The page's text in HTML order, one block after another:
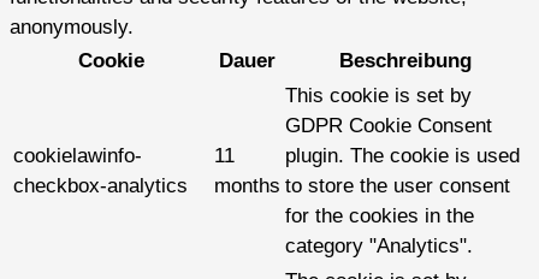
anonymously.
Cookie
Dauer Beschreibung
cookielawinfo-
checkbox-analytics
11
months
This cookie is set by
GDPR Cookie Consent
plugin. The cookie is used
to store the user consent
for the cookies in the
category "Analytics".